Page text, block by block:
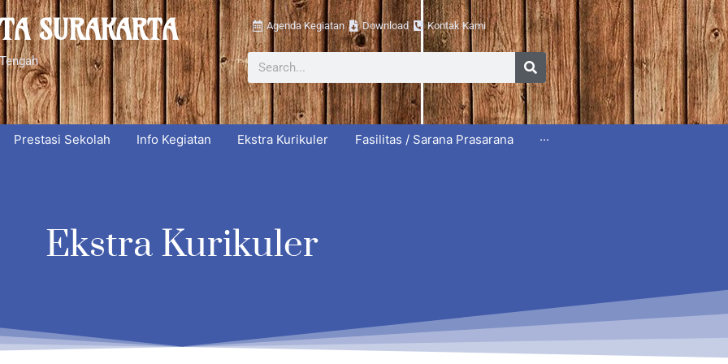
SURAKARTA Agenda Kegiatan Download Kontak Kami
Search Search
Prestasi Sekolah Info Kegiatan Ekstra Kurikuler Fasilitas / Sarana Prasarana ···
Ekstra Kurikuler